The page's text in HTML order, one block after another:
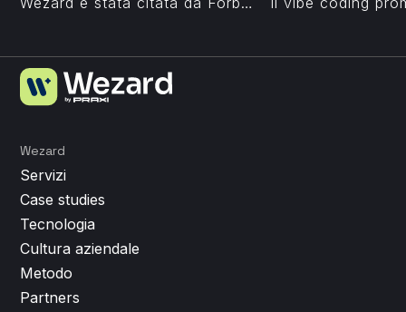
Wezard
Servizi
Case studies
Tecnologia
Cultura aziendale
Metodo
Partners